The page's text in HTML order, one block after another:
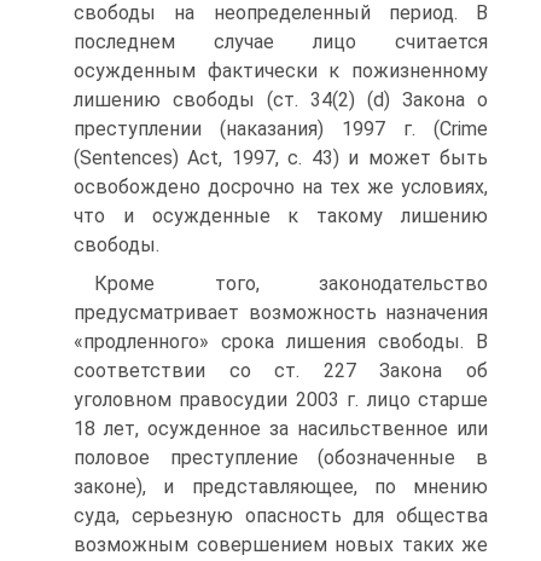
свободы на неопределенный период. В
последнем случае лицо считается
осужденным фактически к пожизненному
лишению свободы (ст. 34(2) (d) Закона о
преступлении (наказания) 1997 г. (Crime
(Sentences) Act, 1997, с. 43) и может быть
освобождено досрочно на тех же условиях,
что и осужденные к такому лишению
свободы.
Кроме того, законодательство
предусматривает возможность назначения
«продленного» срока лишения свободы. В
соответствии со ст. 227 Закона об
уголовном правосудии 2003 г. лицо старше
18 лет, осужденное за насильственное или
половое преступление (обозначенные в
законе), и представляющее, по мнению
суда, серьезную опасность для общества
возможным совершением новых таких же